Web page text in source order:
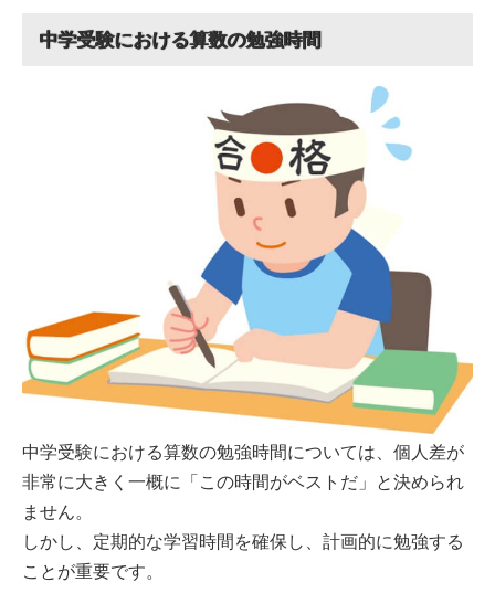
中学受験における算数の勉強時間
中学受験における算数の勉強時間については、個人差が
非常に大きく一概に「この時間がベストだ」と決められ
ません。
しかし、定期的な学習時間を確保し、計画的に勉強する
ことが重要です。